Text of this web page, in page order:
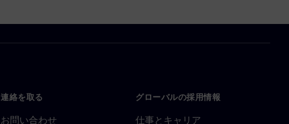
連絡を取る
お問い合わせ
グローバルの採用情報
仕事とキャリア